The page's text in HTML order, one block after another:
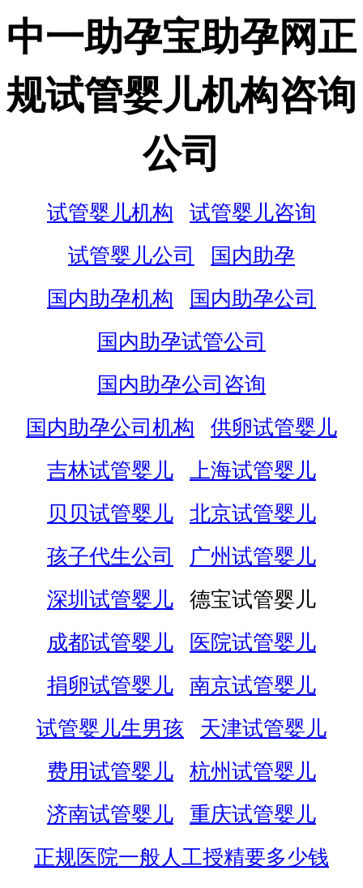
中一助孕宝助孕网正
规试管婴儿机构咨询
公司
试管婴儿机构
试管婴儿咨询
试管婴儿公司
国内助孕
国内助孕机构
国内助孕公司
国内助孕试管公司
国内助孕公司咨询
国内助孕公司机构
供卵试管婴儿
吉林试管婴儿
上海试管婴儿
贝贝试管婴儿
北京试管婴儿
孩子代生公司
广州试管婴儿
深圳试管婴儿
德宝试管婴儿
成都试管婴儿
医院试管婴儿
捐卵试管婴儿
南京试管婴儿
试管婴儿生男孩
天津试管婴儿
费用试管婴儿
杭州试管婴儿
济南试管婴儿
重庆试管婴儿
正规医院一般人工授精要多少钱